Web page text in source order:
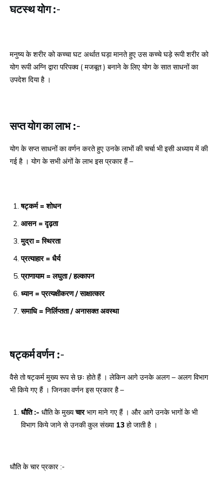
घटस्थ योग :-
मनुष्य के शरीर को कच्चा घट अर्थात घड़ा मानते हुए उस कच्चे घड़े रूपी शरीर को
योग रूपी अग्नि द्वारा परिपक्व ( मजबूत ) बनाने के लिए योग के सात साधनों का
उपदेश दिया है ।
सप्त योग का लाभ :-
योग के सप्त साधनों का वर्णन करते हुए उनके लाभों की चर्चा भी इसी अध्याय में की
गई है । योग के सभी अंगों के लाभ इस प्रकार हैं –
षट्कर्म = शोधन
आसन = दृढ़ता
मुद्रा = स्थिरता
प्रत्याहार = धैर्य
प्राणायाम = लघुता / हल्कापन
ध्यान = प्रत्यक्षीकरण / साक्षात्कार
समाधि = निर्लिप्तता / अनासक्त अवस्था
षट्कर्म वर्णन :-
वैसे तो षट्कर्म मुख्य रूप से छः होते हैं । लेकिन आगे उनके अलग – अलग विभाग
भी किये गए हैं । जिनका वर्णन इस प्रकार है –
धौति :- धौति के मुख्यचारभाग माने गए हैं । और आगे उनके भागों के भी
विभाग किये जाने से उनकी कुल संख्या 13हो जाती है ।
धौति के चार प्रकार :-